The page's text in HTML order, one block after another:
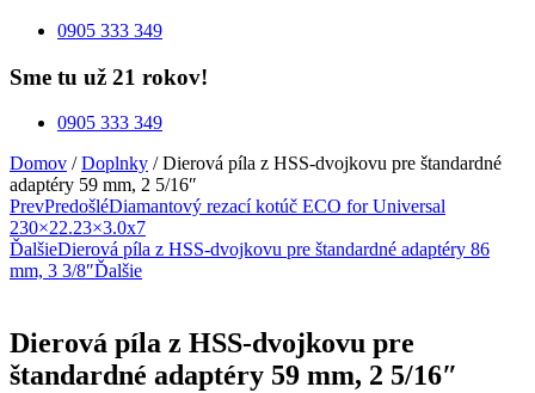
0905 333 349
Sme tu už 21 rokov!
0905 333 349
Domov /Doplnky / Dierová píla z HSS-dvojkovu pre štandardné
adaptéry 59 mm, 2 5/16″
PrevPredošléDiamantový rezací kotúč ECO for Universal
230×22.23×3.0x7
ĎalšieDierová píla z HSS-dvojkovu pre štandardné adaptéry 86
mm, 3 3/8″Ďalšie
Dierová píla z HSS-dvojkovu pre
štandardné adaptéry 59 mm, 2 5/16″